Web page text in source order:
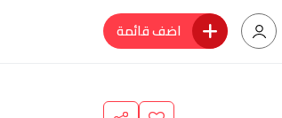
اضف قائمة